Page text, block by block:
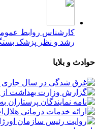
کارشناس روابط
رشد و نظر پزشک
حوادث و بلایا